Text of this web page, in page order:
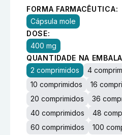
FORMA FARMACÊUTICA:
Cápsula mole
DOSE:
400 mg
QUANTIDADE NA
2 comprimidos
4
10 comprimidos
16
20 comprimidos
36
40 comprimidos
48
60 comprimidos
100